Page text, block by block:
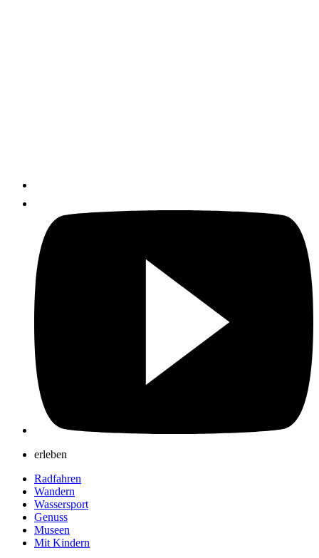
erleben
Radfahren
Wandern
Wassersport
Genuss
Museen
Mit Kindern